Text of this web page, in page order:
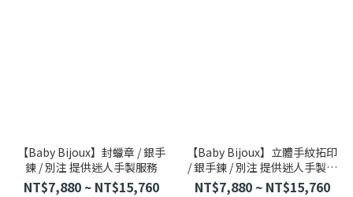
【Baby Bijoux】封蠟章 / 銀手
鍊 / 別注 提供迷人手製服務
NT$7,880 ~ NT$15,760
【Baby Bijoux】立體手紋拓印
/ 銀手鍊 / 別注 提供迷人手製服
務
NT$7,880 ~ NT$15,760